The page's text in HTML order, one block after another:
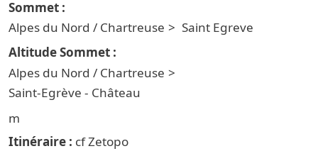
Alpes du Nord / Chartreuse Saint Egreve
Alpes du Nord / Chartreuse
Saint-Egrève - Château
Itinéraire
cf Zetopo